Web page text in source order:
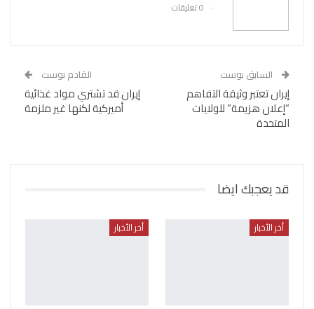
0 تعليقات
السابق بوست
إيران تعتبر وثيقة التفاهم
“إعلان هزيمة” للولايات
المتحدة
القادم بوست
إيران قد تشتري مواد غذائية
أميركية لكنها غير ملزمة
قد يعجبك ايضا
أخر الأخبار أخر الأخبار